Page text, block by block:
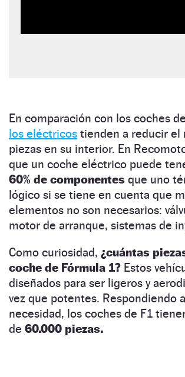
En comparación con los coches
los eléctricos tienden a reducir el
piezas en su interior. En
que un coche eléctrico puede
60% de componentes que uno
lógico si se tiene en cuenta que
elementos no son necesarios:
motor de arranque, sistemas de
Como curiosidad, ¿cuántas
coche de Fórmula 1? Estos
diseñados para ser ligeros y
vez que potentes. Respondiendo
necesidad, los coches de F1
de 60.000 piezas.